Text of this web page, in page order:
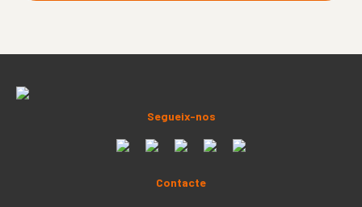
Segueix-nos
Contacte